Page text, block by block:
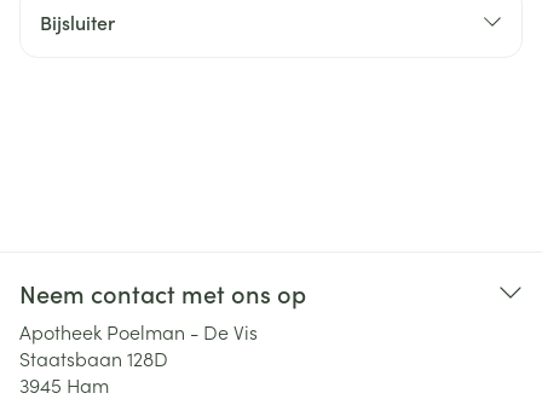
Bijsluiter
Neem contact met ons op
Apotheek Poelman - De Vis
Staatsbaan 128D
3945 Ham